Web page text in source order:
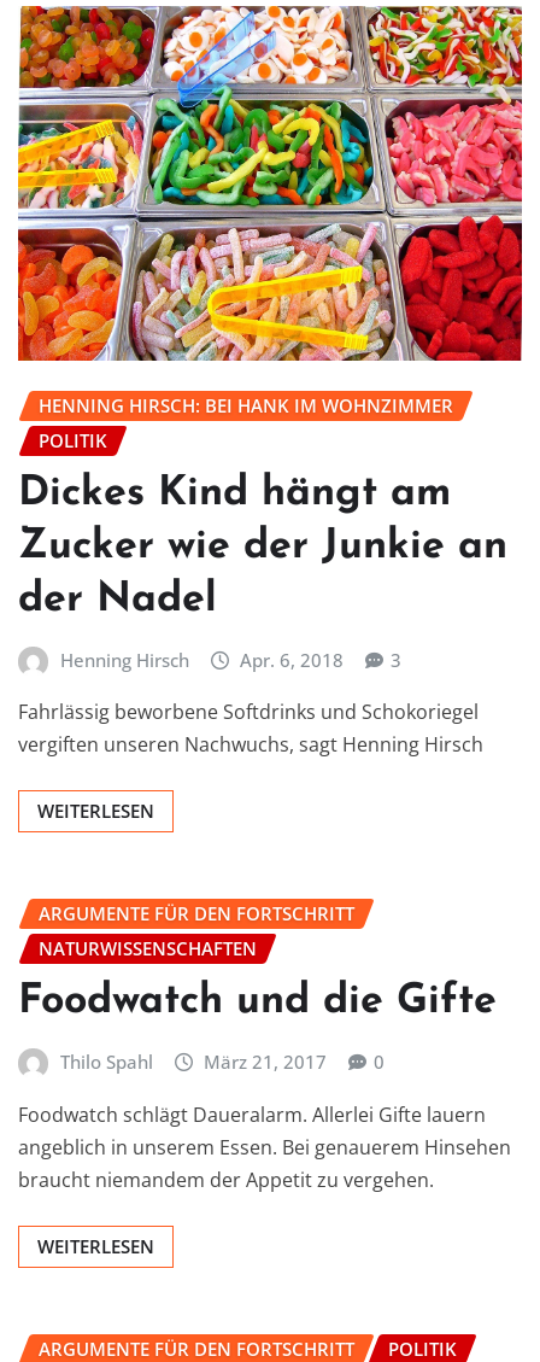
HENNING HIRSCH: BEI HANK IM WOHNZIMMER
POLITIK
Dickes Kind hängt am
Zucker wie der Junkie an
der Nadel
Henning Hirsch Apr. 6, 2018 3
Fahrlässig beworbene Softdrinks und Schokoriegel
vergiften unseren Nachwuchs, sagt Henning Hirsch
WEITERLESEN
ARGUMENTE FÜR DEN FORTSCHRITT
NATURWISSENSCHAFTEN
Foodwatch und die Gifte
Thilo Spahl März 21, 2017 0
Foodwatch schlägt Daueralarm. Allerlei Gifte lauern
angeblich in unserem Essen. Bei genauerem Hinsehen
braucht niemandem der Appetit zu vergehen.
WEITERLESEN
ARGUMENTE FÜR DEN FORTSCHRITT POLITIK